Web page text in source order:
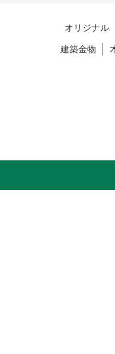
オリジナル
建築金物